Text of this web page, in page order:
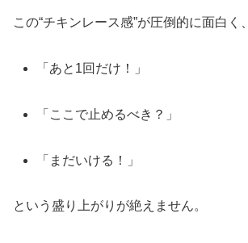
この“チキンレース感”が圧倒的に面白く、
「あと1回だけ！」
「ここで止めるべき？」
「まだいける！」
という盛り上がりが絶えません。